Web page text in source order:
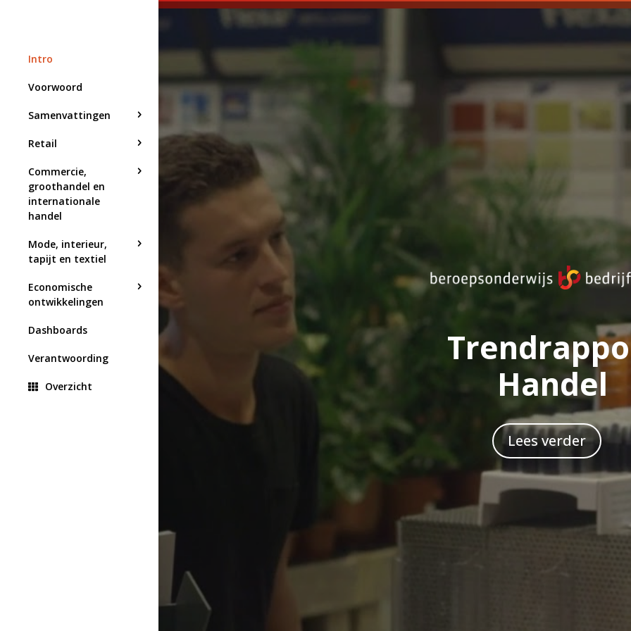
Intro
Voorwoord
Samenvattingen
Retail
Commercie,
groothandel en
internationale
handel
Mode, interieur,
tapijt en textiel
Economische
ontwikkelingen
Dashboards
Verantwoording
Overzicht
Handel
Lees verder